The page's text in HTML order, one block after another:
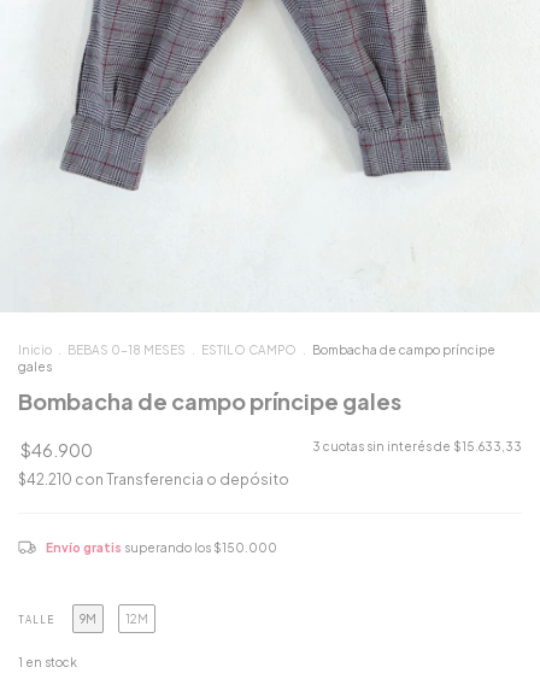
Inicio BEBAS 0-18 MESES ESTILO CAMPO
Bombacha de campo príncipe
gales
Bombacha de campo príncipe gales
$46.900 3 cuotas sin interés de $15.633,33
$42.210 con Transferencia o depósito
Envío gratis superando los $150.000
TALLE 9M 12M
1 en stock